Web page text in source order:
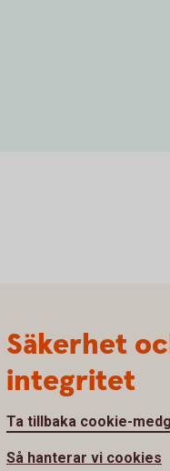
Säkerhet
integritet
Ta tillbaka cookie-
Så hanterar vi cookies